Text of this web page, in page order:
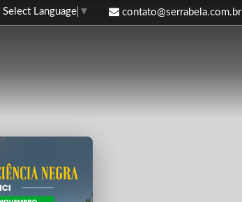
Select Language ▼ contato@serrabela.com.br